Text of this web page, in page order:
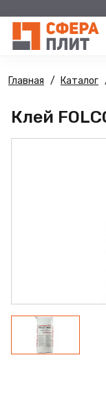
Главная Каталог
Клей